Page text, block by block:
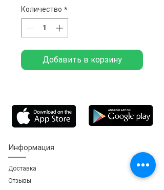
Количество *
Добавить в корзину
Информация
Доставка
Отзывы